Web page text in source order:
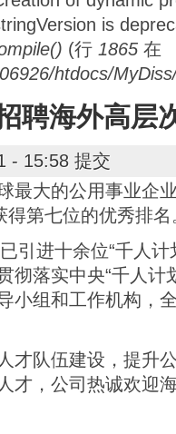
is
(行 1865 在
htdocs/
聘海外高层
- 15:58 提交
最大的公用事业企
得第七位的优秀排名
引进十余位“千人
彻落实中央“千人计
小组和工作机构，
才队伍建设，提升
才，公司热诚欢迎